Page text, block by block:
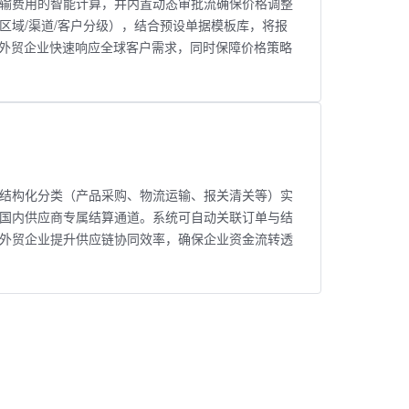
域/渠道/客户分级），结合预设单据模板库，将报
贸企业快速响应全球客户需求，同时保障价格策略
构化分类（产品采购、物流运输、报关清关等）实
内供应商专属结算通道。系统可自动关联订单与结
贸企业提升供应链协同效率，确保企业资金流转透